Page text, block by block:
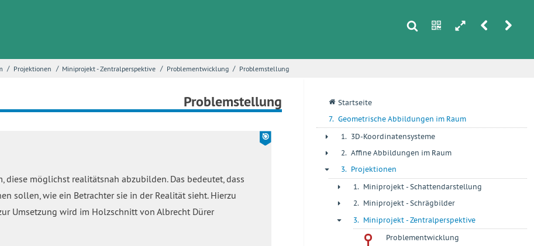
s n h r u
/ Projektionen / Miniprojekt - Zentralperspektive / Problementwicklung / Problemstellung
Problemstellung
möglichst realitätsnah abzubilden. Das bedeutet, dass
sollen, wie ein Betrachter sie in der Realität sieht. Hierzu
Umsetzung wird im Holzschnitt von Albrecht Dürer
q Startseite
7. Geometrische Abbildungen im Raum
+ 1. 3D-Koordinatensysteme
+ 2. Affine Abbildungen im Raum
- 3. Projektionen
+ 1. Miniprojekt - Schattendarstellung
+ 2. Miniprojekt - Schrägbilder
- 3. Miniprojekt - Zentralperspektive
Problementwicklung